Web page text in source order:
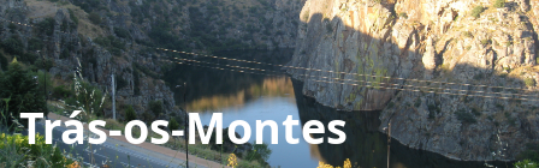
Trás-os-Montes